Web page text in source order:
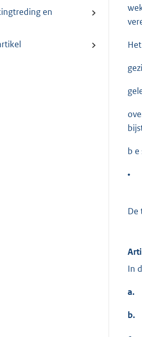
en
b e
•
De
In
a.
b.